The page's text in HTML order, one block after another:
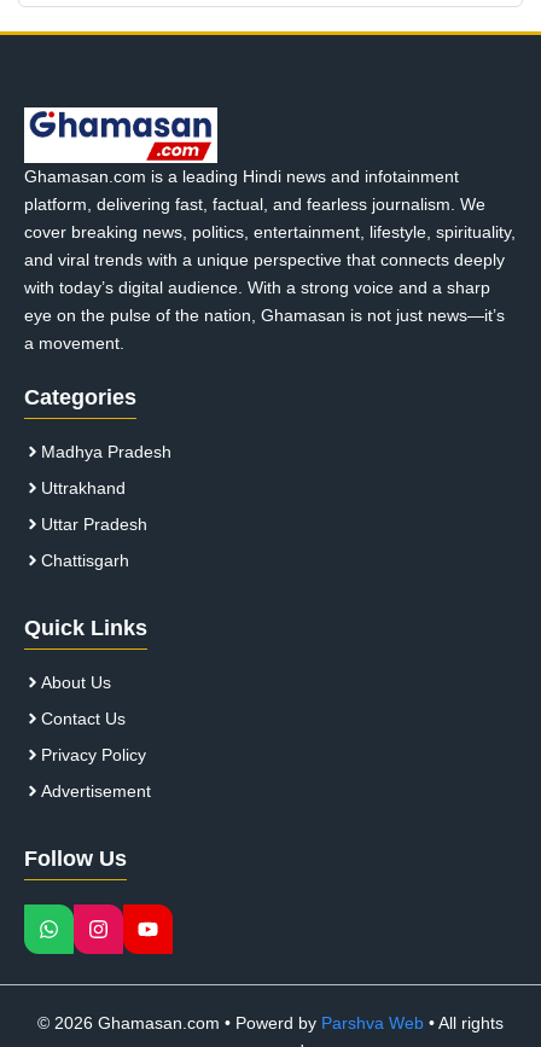
Ghamasan.com is a leading Hindi news and infotainment
platform, delivering fast, factual, and fearless journalism. We
cover breaking news, politics, entertainment, lifestyle, spirituality,
and viral trends with a unique perspective that connects deeply
with today’s digital audience. With a strong voice and a sharp
eye on the pulse of the nation, Ghamasan is not just news—it’s
a movement.
Categories
Madhya Pradesh
Uttrakhand
Uttar Pradesh
Chattisgarh
Quick Links
About Us
Contact Us
Privacy Policy
Advertisement
Follow Us
© 2026 Ghamasan.com • Powerd by Parshva Web • All rights